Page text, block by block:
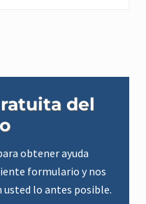
del
obtener ayuda
formulario y nos
lo antes posible.